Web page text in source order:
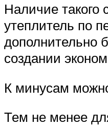
Наличие такого
утеплитель по
дополнительно
создании
К минусам
Тем не менее